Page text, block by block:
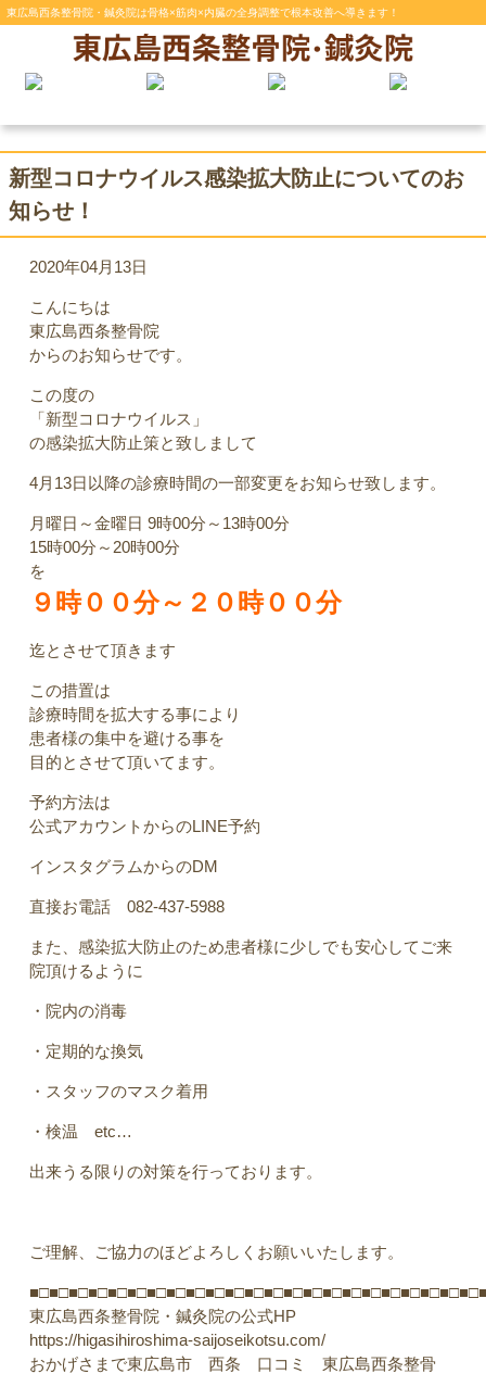
東広島西条整骨院・鍼灸院は骨格×筋肉×内臓の全身調整で根本改善へ導きます！
新型コロナウイルス感染拡大防止についてのお
知らせ！
2020年04月13日
こんにちは
東広島西条整骨院
からのお知らせです。
この度の
「新型コロナウイルス」
の感染拡大防止策と致しまして
4月13日以降の診療時間の一部変更をお知らせ致します。
月曜日～金曜日 9時00分～13時00分
15時00分～20時00分
を
９時００分～２０時００分
迄とさせて頂きます
この措置は
診療時間を拡大する事により
患者様の集中を避ける事を
目的とさせて頂いてます。
予約方法は
公式アカウントからのLINE予約
インスタグラムからのDM
直接お電話 082-437-5988
また、感染拡大防止のため患者様に少しでも安心してご来
院頂けるように
・院内の消毒
・定期的な換気
・スタッフのマスク着用
・検温 etc…
出来うる限りの対策を行っております。
ご理解、ご協力のほどよろしくお願いいたします。
東広島西条整骨院・鍼灸院の公式HP
https://higasihiroshima-saijoseikotsu.com/
おかげさまで東広島市 西条 口コミ 東広島西条整骨